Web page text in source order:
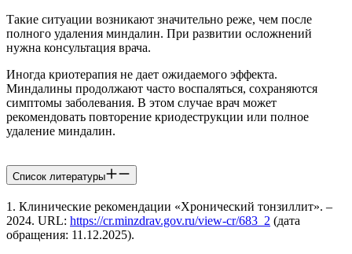
Такие ситуации возникают значительно реже, чем после
полного удаления миндалин. При развитии осложнений
нужна консультация врача.
Иногда криотерапия не дает ожидаемого эффекта.
Миндалины продолжают часто воспаляться, сохраняются
симптомы заболевания. В этом случае врач может
рекомендовать повторение криодеструкции или полное
удаление миндалин.
Список литературы
1. Клинические рекомендации «Хронический тонзиллит». –
2024. URL: https://cr.minzdrav.gov.ru/view-cr/683_2 (дата
обращения: 11.12.2025).